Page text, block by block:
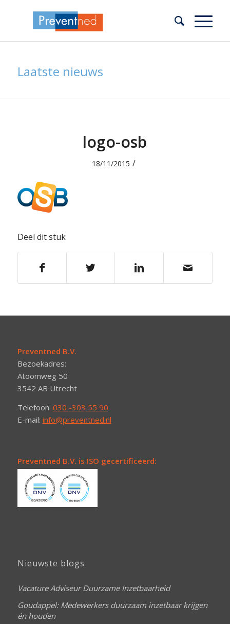
Laatste nieuws
logo-osb
18/11/2015 /
Deel dit stuk
Preventned B.V.
Bezoekadres:
Atoomweg 50
3542 AB Utrecht
Telefoon: 030 -303 55 90
E-mail: info@preventned.nl
Preventned B.V. is ISO gecertificeerd:
Nieuwste blogs
Vacature Adviseur Duurzame Inzetbaarheid
Goudappel: Medewerkers duurzaam inzetbaar krijgen
én houden